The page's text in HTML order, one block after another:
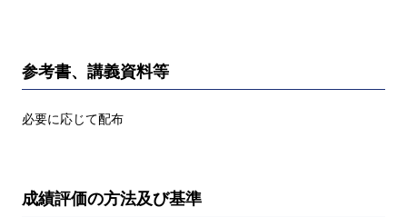
参考書、講義資料等
必要に応じて配布
成績評価の方法及び基準